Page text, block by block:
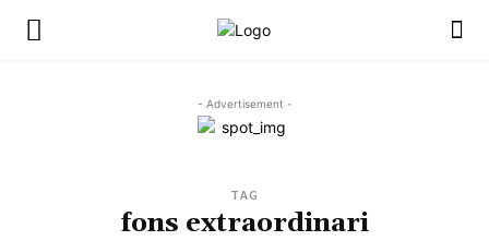
- Advertisement -
TAG
fons extraordinari